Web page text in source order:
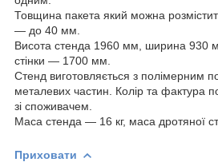
Товщина пакета який можна
— до 40 мм.
Висота стенда 1960 мм, ширина 930
стінки — 1700 мм.
Стенд виготовляється з полімерним
металевих частин. Колір та фактура
зі споживачем.
Маса стенда — 16 кг, маса дротяної
Приховати